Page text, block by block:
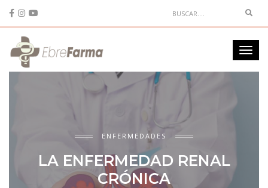
ENFERMEDADES
LA ENFERMEDAD RENAL
CRÓNICA